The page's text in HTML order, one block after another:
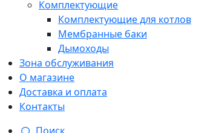
Комплектующие
Комплектующие для котлов
Мембранные баки
Дымоходы
Зона обслуживания
О магазине
Доставка и оплата
Контакты